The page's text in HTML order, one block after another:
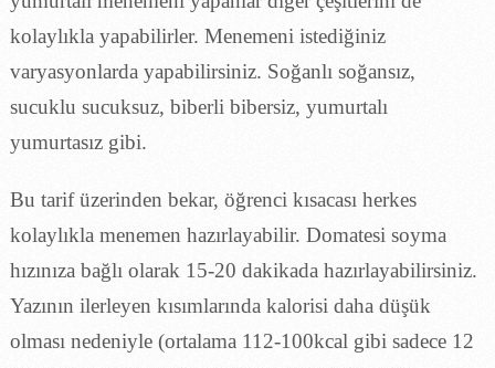
kolaylıkla yapabilirler. Menemeni istediğiniz
varyasyonlarda yapabilirsiniz. Soğanlı soğansız,
sucuklu sucuksuz, biberli bibersiz, yumurtalı
yumurtasız gibi.
Bu tarif üzerinden bekar, öğrenci kısacası herkes
kolaylıkla menemen hazırlayabilir. Domatesi soyma
hızınıza bağlı olarak 15-20 dakikada hazırlayabilirsiniz.
Yazının ilerleyen kısımlarında kalorisi daha düşük
olması nedeniyle (ortalama 112-100kcal gibi sadece 12